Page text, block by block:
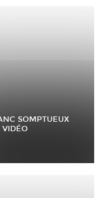
SOMPTUEUX
VIDÉO